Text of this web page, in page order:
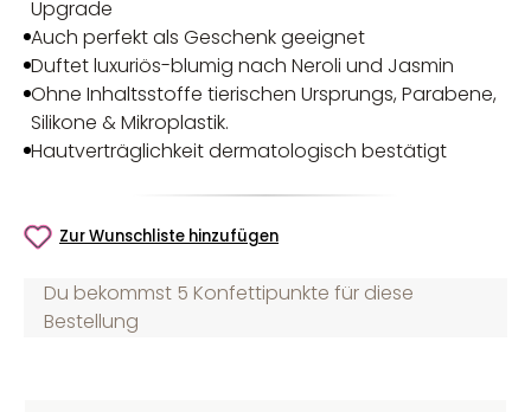
Upgrade
Auch perfekt als Geschenk geeignet
Duftet luxuriös-blumig nach Neroli und Jasmin
Ohne Inhaltsstoffe tierischen Ursprungs, Parabene,
Silikone & Mikroplastik.
Hautverträglichkeit dermatologisch bestätigt
Zur Wunschliste hinzufügen
Du bekommst 5 Konfettipunkte für diese
Bestellung